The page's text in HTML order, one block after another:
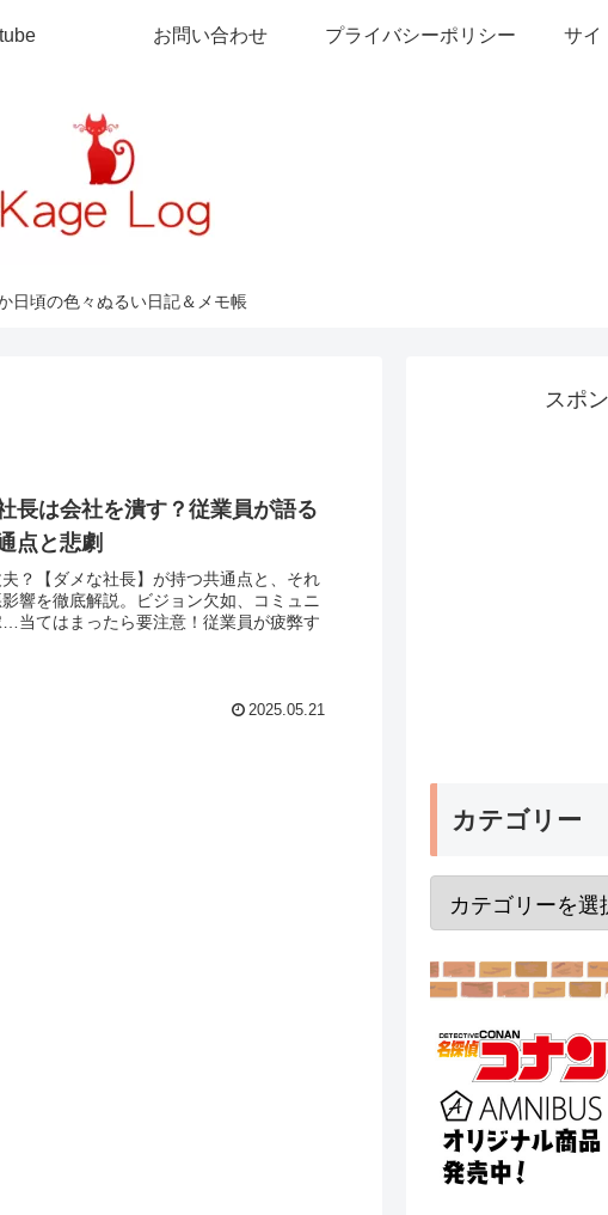
日頃の色々ぬるい日記＆メモ帳
お問い合わせ プライバシーポリシー サイ
長は会社を潰す？従業員が語る
点と悲劇
？【ダメな社長】が持つ共通点と、それ
響を徹底解説。ビジョン欠如、コミュニ
当てはまったら要注意！従業員が疲弊す
2025.05.21
スポ
カテゴリー